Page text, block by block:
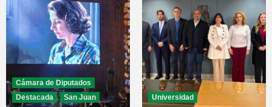
Cámara de Diputados
Destacada
San Juan Universidad